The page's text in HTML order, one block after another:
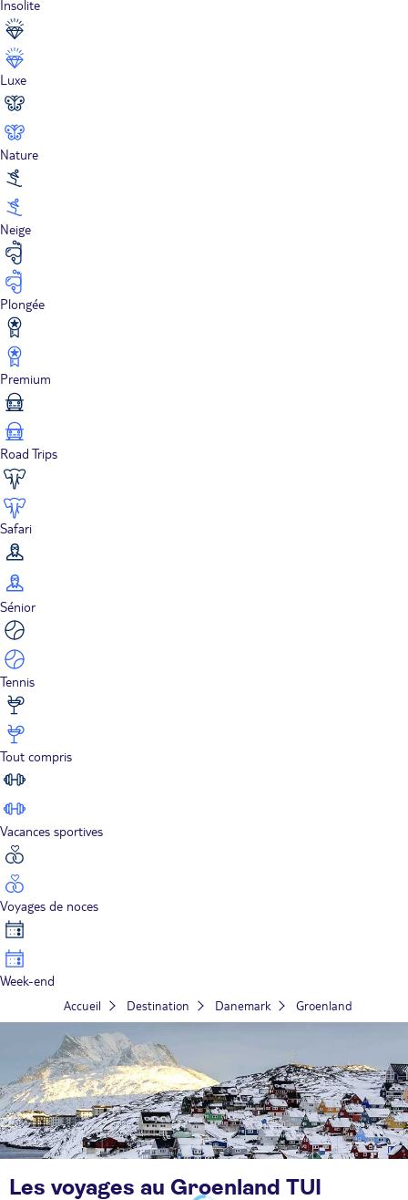
Insolite
Luxe
Nature
Neige
Plongée
Premium
Road Trips
Safari
Sénior
Tennis
Tout compris
Vacances sportives
Voyages de noces
Week-end
Accueil Destination Danemark Groenland
Les voyages au Groenland TUI